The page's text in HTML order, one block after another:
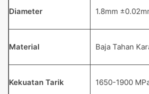
Diameter 1.8mm
Material Baja Tahan
Kekuatan Tarik 1650-1900